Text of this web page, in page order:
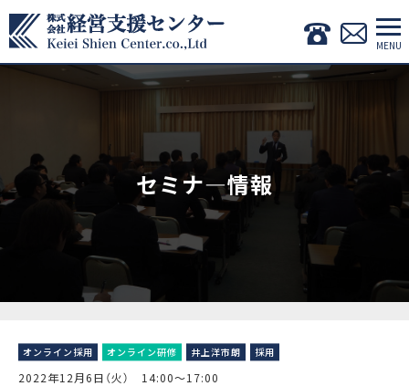
セミナ―情報
オンライン採用 オンライン研修 井上洋市朗 採用
2022年12月6日（火） 14:00〜17:00